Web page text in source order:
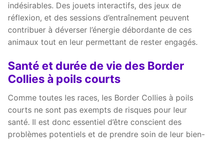
indésirables. Des jouets interactifs, des jeux de
réflexion, et des sessions d’entraînement peuvent
contribuer à déverser l’énergie débordante de ces
animaux tout en leur permettant de rester engagés.
Santé et durée de vie des Border
Collies à poils courts
Comme toutes les races, les Border Collies à poils
courts ne sont pas exempts de risques pour leur
santé. Il est donc essentiel d’être conscient des
problèmes potentiels et de prendre soin de leur bien-